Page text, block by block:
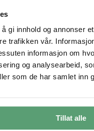
gi innhold og annonser
trafikken vår.
informasjon om
og analysearbeid,
som de har samlet inn
Tillat alle